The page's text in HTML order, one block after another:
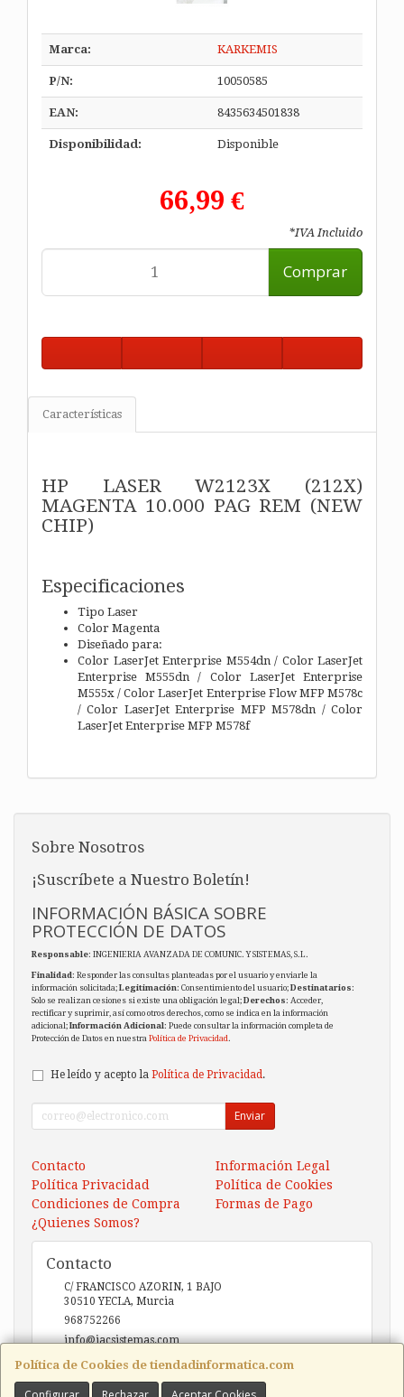
Marca: KARKEMIS
P/N: 10050585
EAN: 8435634501838
Disponibilidad: Disponible
66,99 €
*IVA Incluido
Comprar
Características
HP LASER W2123X (212X)
MAGENTA 10.000 PAG REM (NEW
CHIP)
Especificaciones
Tipo Laser
Color Magenta
Diseñado para:
Color LaserJet Enterprise M554dn / Color LaserJet
Enterprise M555dn / Color LaserJet Enterprise
M555x / Color LaserJet Enterprise Flow MFP M578c
/ Color LaserJet Enterprise MFP M578dn / Color
LaserJet Enterprise MFP M578f
Política de Cookies de tiendadinformatica.com
Sobre Nosotros
¡Suscríbete a Nuestro Boletín!
INFORMACIÓN BÁSICA SOBRE
PROTECCIÓN DE DATOS
Responsable: INGENIERIA AVANZADA DE COMUNIC. Y SISTEMAS, S.L.
Finalidad: Responder las consultas planteadas por el usuario y enviarle la
información solicitada;Legitimación: Consentimiento del usuario;Destinatarios:
Solo se realizan cesiones si existe una obligación legal;Derechos: Acceder,
rectificar y suprimir, así como otros derechos, como se indica en la información
adicional;Información Adicional: Puede consultar la información completa de
Protección de Datos en nuestra Política de Privacidad.
He leído y acepto la Política de Privacidad .
Enviar
Contacto
Información Legal
Política Privacidad
Política de Cookies
Condiciones de Compra
Formas de Pago
¿Quienes Somos?
Contacto
C/ FRANCISCO AZORIN, 1 BAJO
30510 YECLA, Murcia
968752266
info@iacsistemas.com